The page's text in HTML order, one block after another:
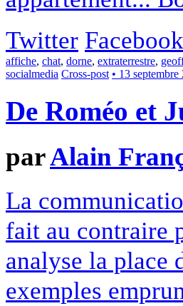
Twitter Facebook
affiche, chat, dorne, extraterrestre,
socialmedia Cross-post • 13 septembre
De Roméo et
parAlain
La
fait au contraire
analyse la place
exemples